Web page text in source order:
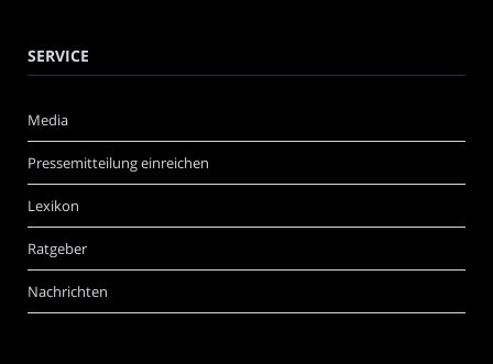
SERVICE
Media
Pressemitteilung einreichen
Lexikon
Ratgeber
Nachrichten